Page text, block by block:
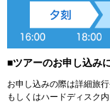
■ツアーのお申し込み
お申し込みの際は詳細旅
もしくはハードディスク